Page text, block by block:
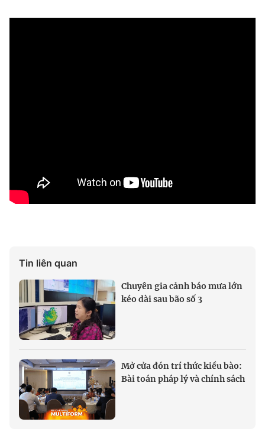
Tin liên quan
Chuyên gia cảnh báo mưa lớn
kéo dài sau bão số 3
Mở cửa đón trí thức kiều bào:
Bài toán pháp lý và chính sách